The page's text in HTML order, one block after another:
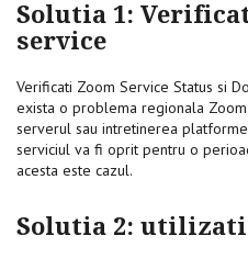
Solutia 1:
service
Verificati Zoom Service Status si
exista o problema regionala
serverul sau intretinerea
serviciul va fi oprit pentru o
acesta este cazul.
Solutia 2: utilizati